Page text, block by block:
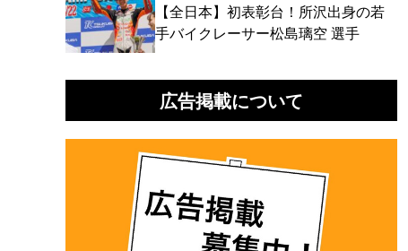
【全日本】初表彰台！所沢出身の若
手バイクレーサー松島璃空 選手
広告掲載について